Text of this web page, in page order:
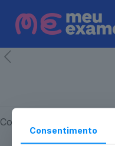
Compartilhar
Consentimento